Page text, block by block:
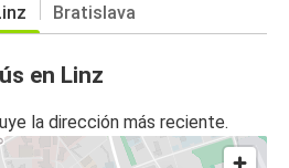
Bratislava
en Linz
la dirección más reciente.